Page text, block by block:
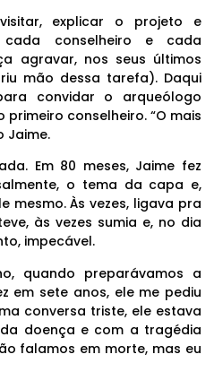
explicar o projeto e
cada conselheiro e cada
agravar, nos seus últimos
mão dessa tarefa). Daqui
convidar o arqueólogo
primeiro conselheiro. “O mais
Jaime.
Em 80 meses, Jaime fez
o tema da capa e,
mesmo. Às vezes, ligava pra
às vezes sumia e, no dia
impecável.
quando preparávamos a
em sete anos, ele me pediu
conversa triste, ele estava
doença e com a tragédia
falamos em morte, mas eu